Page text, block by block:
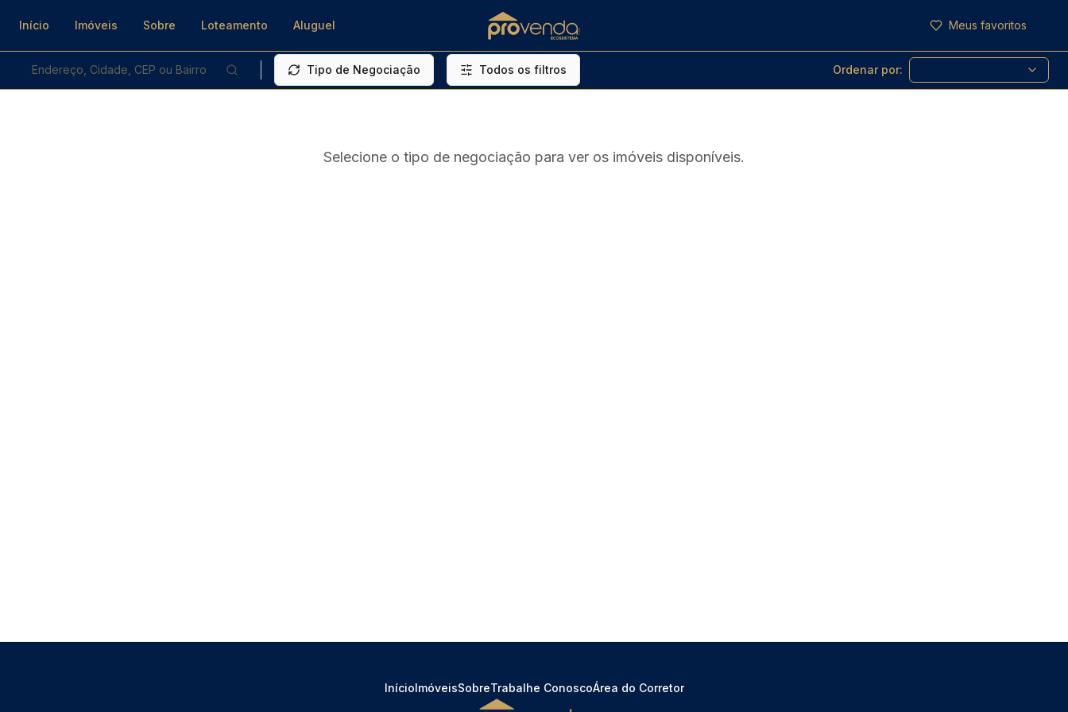
Início Imóveis Sobre Loteamento Aluguel Meus favoritos
Endereço, Cidade, CEP ou Bairro Tipo de Negociação Todos os filtros Ordenar por:
Selecione o tipo de negociação para ver os imóveis disponíveis.
InícioImóveisSobreTrabalhe ConoscoÁrea do Corretor